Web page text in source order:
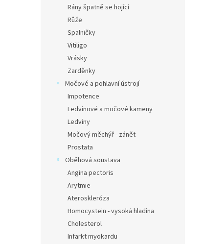
Rány špatně se hojící
Růže
Spalničky
Vitiligo
Vrásky
Zarděnky
Močové a pohlavní ústrojí
Impotence
Ledvinové a močové kameny
Ledviny
Močový měchýř - zánět
Prostata
Oběhová soustava
Angina pectoris
Arytmie
Ateroskleróza
Homocystein - vysoká hladina
Cholesterol
Infarkt myokardu